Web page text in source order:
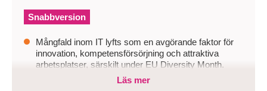
Snabbversion
Mångfald inom IT lyfts som en avgörande faktor för
innovation, kompetensförsörjning och attraktiva
arbetsplatser, särskilt under EU Diversity Month.
Utan ett aktivt inkluderingsarbete riskerar
Läs mer